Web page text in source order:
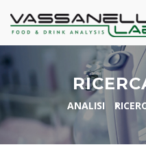
ANALISI